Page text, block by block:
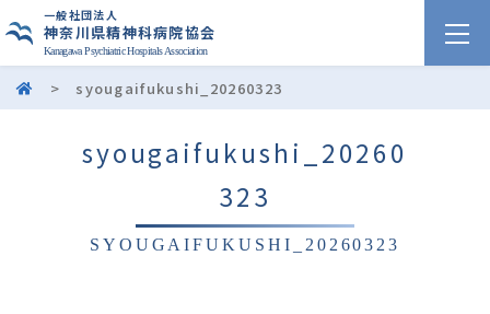
一般社団法人
神奈川県精神科病院協会
Kanagawa Psychiatric Hospitals Association
> syougaifukushi_20260323
syougaifukushi_20260
323
SYOUGAIFUKUSHI_20260323